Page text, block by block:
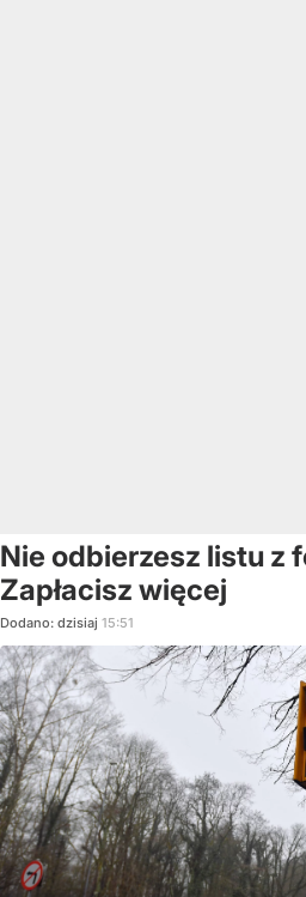
Nie odbierzesz listu z
Zapłacisz więcej
Dodano: dzisiaj 15:51